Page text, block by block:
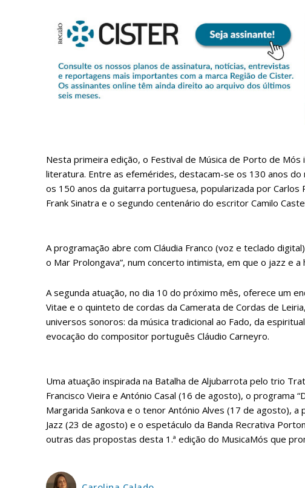
Faça-se
Sendo
32€
12 meses
em sua casa
Acesso ao conteúdo online
Acesso aos conteúdos
assinantes
Ofertas para assinatura
Nesta primeira edição, o Festival de Música de Porto de
literatura. Entre as efemérides, destacam-se os 130 anos
os 150 anos da guitarra portuguesa, popularizada por
Frank Sinatra e o segundo centenário do escritor Camilo
A programação abre com Cláudia Franco (voz e teclado
o Mar Prolongava”, num concerto intimista, em que o jazz e
A segunda atuação, no dia 10 do próximo mês, oferece um
Vitae e o quinteto de cordas da Camerata de Cordas de
universos sonoros: da música tradicional ao Fado, da
evocação do compositor português Cláudio Carneyro.
Uma atuação inspirada na Batalha de Aljubarrota pelo trio
Francisco Vieira e António Casal (16 de agosto), o programa
Margarida Sankova e o tenor António Alves (17 de agosto),
Jazz (23 de agosto) e o espetáculo da Banda Recrativa
outras das propostas desta 1.ª edição do MusicaMós que